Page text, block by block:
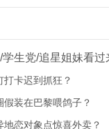
学生党/追星姐妹看过
打卡迟到抓狂？
假装在巴黎喂鸽子？
地恋对象点惊喜外卖？